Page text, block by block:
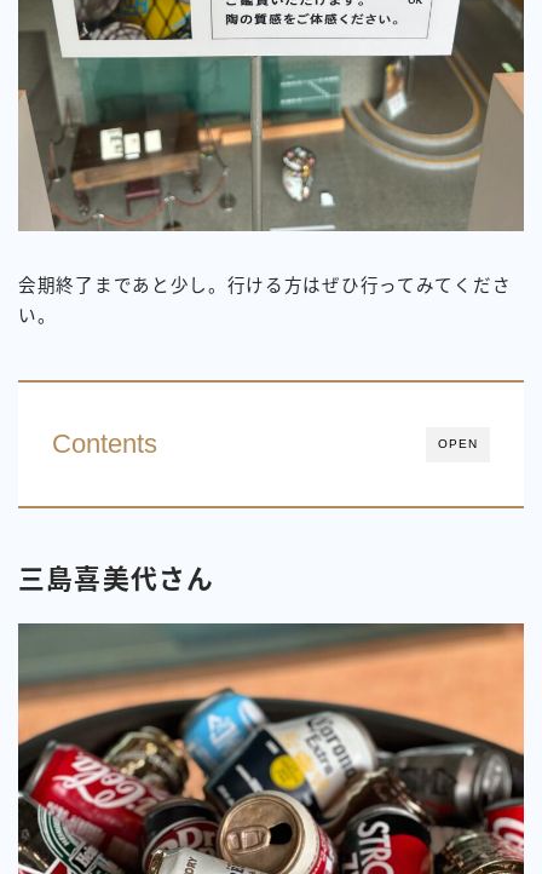
会期終了まであと少し。行ける方はぜひ行ってみてくださ
い。
OPEN
Contents
三島喜美代さん